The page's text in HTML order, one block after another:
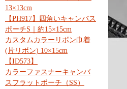
13×13cm
【PH917】四角いキャンバス
ポーチS｜約15×15cm
カスタムカラーリボン巾着
(片リボン) 10×15cm
【ID573】
カラーファスナーキャンバ
スフラットポーチ（SS）